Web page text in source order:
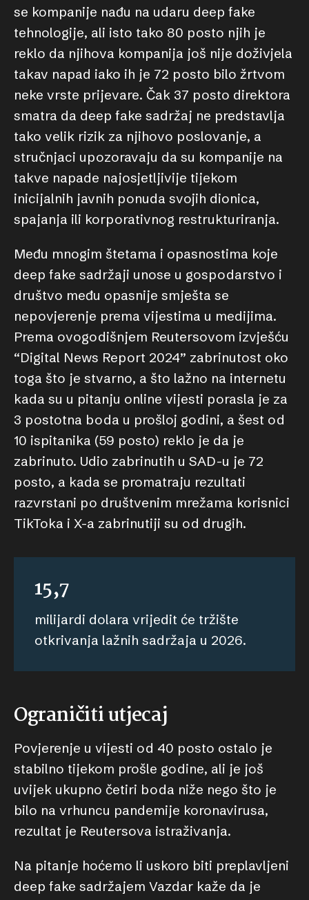
se kompanije nađu na udaru deep fake
tehnologije, ali isto tako 80 posto njih je
reklo da njihova kompanija još nije doživjela
takav napad iako ih je 72 posto bilo žrtvom
neke vrste prijevare. Čak 37 posto direktora
smatra da deep fake sadržaj ne predstavlja
tako velik rizik za njihovo poslovanje, a
stručnjaci upozoravaju da su kompanije na
takve napade najosjetljivije tijekom
inicijalnih javnih ponuda svojih dionica,
spajanja ili korporativnog restrukturiranja.
Među mnogim štetama i opasnostima koje
deep fake sadržaji unose u gospodarstvo i
društvo među opasnije smješta se
nepovjerenje prema vijestima u medijima.
Prema ovogodišnjem Reutersovom izvješću
“Digital News Report 2024” zabrinutost oko
toga što je stvarno, a što lažno na internetu
kada su u pitanju online vijesti porasla je za
3 postotna boda u prošloj godini, a šest od
10 ispitanika (59 posto) reklo je da je
zabrinuto. Udio zabrinutih u SAD-u je 72
posto, a kada se promatraju rezultati
razvrstani po društvenim mrežama korisnici
TikToka i X-a zabrinutiji su od drugih.
15,7
milijardi dolara vrijedit će tržište
otkrivanja lažnih sadržaja u 2026.
Ograničiti utjecaj
Povjerenje u vijesti od 40 posto ostalo je
stabilno tijekom prošle godine, ali je još
uvijek ukupno četiri boda niže nego što je
bilo na vrhuncu pandemije koronavirusa,
rezultat je Reutersova istraživanja.
Na pitanje hoćemo li uskoro biti preplavljeni
deep fake sadržajem Vazdar kaže da je